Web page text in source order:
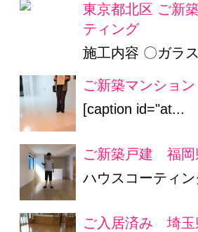
東京都北区 ご新
ティング
施工内容 〇ガラ
ご新築マンショ
[caption id="at...
ご新築戸建 福
ハウスコーティ
ご入居済み 埼